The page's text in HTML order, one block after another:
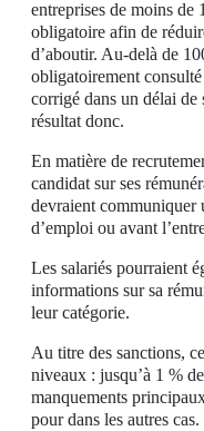
entreprises de moins de
obligatoire afin de
d’aboutir. Au-delà de
obligatoirement
corrigé dans un délai
résultat donc.
En matière de
candidat sur ses
devraient communiquer
d’emploi ou avant
Les salariés pourraient
informations sur sa
leur catégorie.
Au titre des sanctions,
niveaux : jusqu’à 1 %
manquements
pour dans les autres cas.